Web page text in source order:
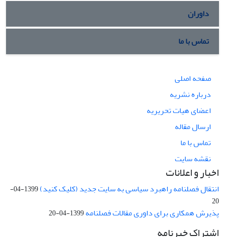
داوران
تماس با ما
صفحه اصلی
درباره نشریه
اعضای هیات تحریریه
ارسال مقاله
تماس با ما
نقشه سایت
اخبار و اعلانات
انتقال فصلنامه راهبرد سیاسی به سایت جدید (کلیک کنید)
1399-04-
20
پذیرش همکاری برای داوری مقالات فصلنامه1399-04-20
اشتراک خبرنامه